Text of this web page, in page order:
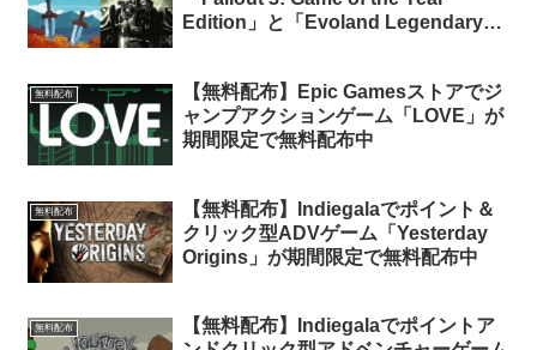
Edition」と「Evoland Legendary
無料配布
【無料配布】Epic Gamesストアでジ
ャンプアクションゲーム「LOVE」が
期間限定で無料配布中
無料配布
【無料配布】Indiegalaでポイント＆
クリック型ADVゲーム「Yesterday
Origins」が期間限定で無料配布中
無料配布
【無料配布】Indiegalaでポイントア